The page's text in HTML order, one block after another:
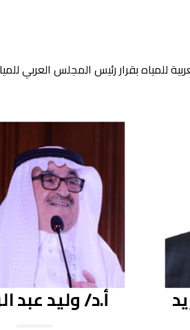
المجلس العربي للمياه رقم (1) لسنة 2024 والصادر بتاريخ 26
أ.د/ وليد عبد